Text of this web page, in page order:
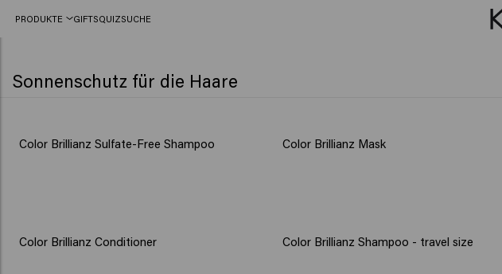
PRODUKTE GIFTSQUIZSUCHE
Sonnenschutz für die Haare
Color Brillianz Sulfate-Free Shampoo Color Brillianz Mask
Color Brillianz Conditioner Color Brillianz Shampoo - travel size